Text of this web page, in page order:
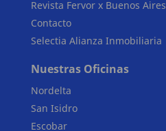
Revista Fervor x Buenos Aires
Contacto
Selectia Alianza Inmobiliaria
Nuestras Oficinas
Nordelta
San Isidro
Escobar